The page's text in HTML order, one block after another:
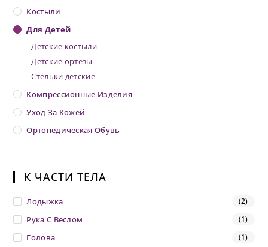
Костыли
Для Детей
Детские костыли
Детские ортезы
Стельки детские
Компрессионные Изделия
Уход За Кожей
Ортопедическая Обувь
К ЧАСТИ ТЕЛА
Лодыжка (2)
Рука С Веслом (1)
Голова (1)